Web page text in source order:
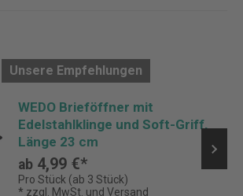
Unsere Empfehlungen
WEDO Brieföffner mit
Edelstahlklinge und Soft-Griff,
Länge 23 cm
ab 4,99 €*
Pro Stück (ab 3 Stück)
* zzgl. MwSt. und Versand